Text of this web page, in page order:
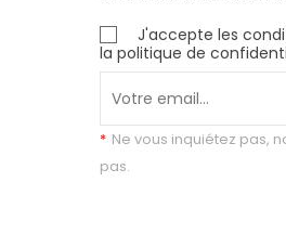
J'accepte les
la politique de
* Ne vous inquiétez pas,
pas.